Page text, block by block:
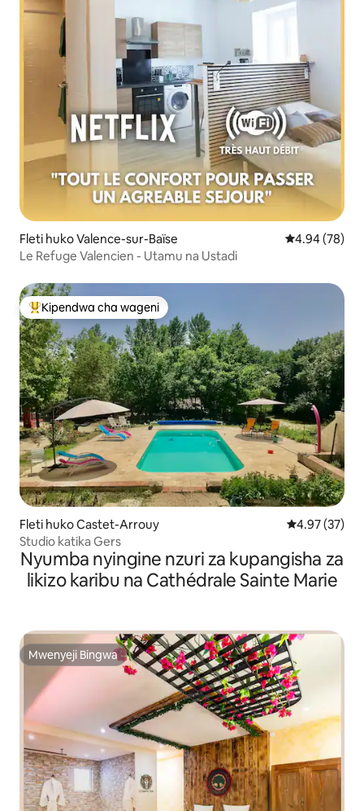
Fleti huko Valence-sur-Baïse Ukadiriaji wa
4.94 (78)
Le Refuge Valencien - Utamu na Ustadi
Kipendwa maarufu cha wageni
Kipendwa cha wageni
Fleti huko Castet-Arrouy Ukadiriaji wa
4.97 (37)
Studio katika Gers
Nyumba nyingine nzuri za kupangisha za
likizo karibu na Cathédrale Sainte Marie
Mwenyeji Bingwa
Mwenyeji Bingwa